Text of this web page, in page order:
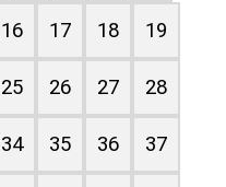
16 17 18 19
25 26 27 28
34 35 36 37